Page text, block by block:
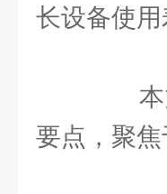
长设备使用
本文
要点，聚